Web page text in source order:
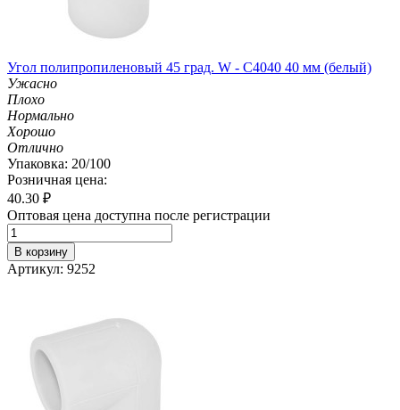
Угол полипропиленовый 45 град. W - C4040 40 мм (белый)
Ужасно
Плохо
Нормально
Хорошо
Отлично
Упаковка: 20/100
Розничная цена:
40.30 ₽
Оптовая цена доступна после регистрации
В корзину
Артикул: 9252